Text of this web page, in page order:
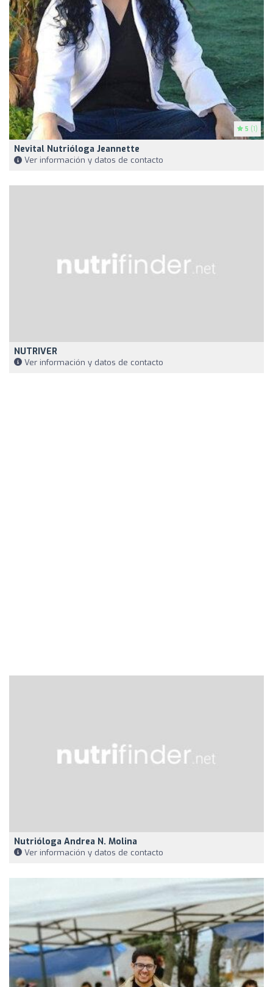
5 (1)
Nevital Nutrióloga Jeannette
Ver información y datos de contacto
NUTRIVER
Ver información y datos de contacto
Nutrióloga Andrea N. Molina
Ver información y datos de contacto